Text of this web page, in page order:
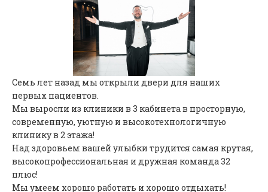
Семь лет назад мы открыли двери для наших
первых пациентов.
Мы выросли из клиники в 3 кабинета в просторную,
современную, уютную и высокотехнологичную
клинику в 2 этажа!
Над здоровьем вашей улыбки трудится самая крутая,
высокопрофессиональная и дружная команда 32
плюс!
Мы умеем хорошо работать и хорошо отдыхать!